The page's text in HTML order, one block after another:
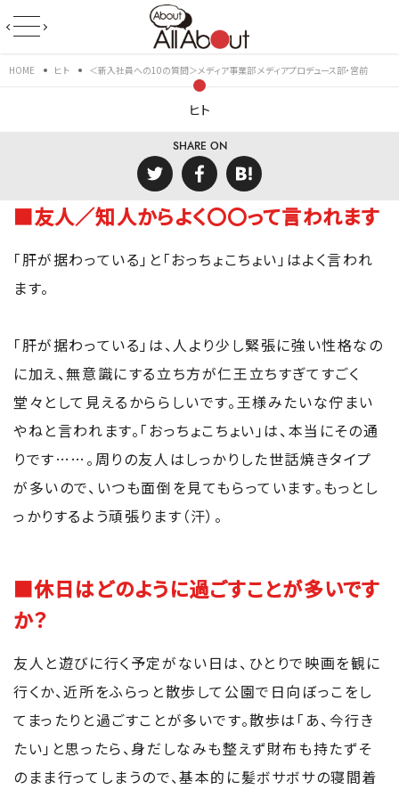
HOME ヒト ＜新入社員への10の質問＞メディア事業部 メディアプロデュース部・宮前
ヒト
SHARE ON
■友人／知人からよく〇〇って言われます
「肝が据わっている」と「おっちょこちょい」はよく言われ
ます。
「肝が据わっている」は、人より少し緊張に強い性格なの
に加え、無意識にする立ち方が仁王立ちすぎてすごく
堂々として見えるかららしいです。王様みたいな佇まい
やねと言われます。「おっちょこちょい」は、本当にその通
りです……。周りの友人はしっかりした世話焼きタイプ
が多いので、いつも面倒を見てもらっています。もっとし
っかりするよう頑張ります（汗）。
■休日はどのように過ごすことが多いです
か？
友人と遊びに行く予定がない日は、ひとりで映画を観に
行くか、近所をふらっと散歩して公園で日向ぼっこをし
てまったりと過ごすことが多いです。散歩は「あ、今行き
たい」と思ったら、身だしなみも整えず財布も持たずそ
のまま行ってしまうので、基本的に髪ボサボサの寝間着